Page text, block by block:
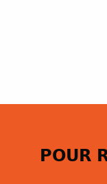
POUR